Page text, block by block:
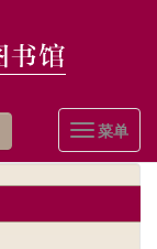
Toggle
菜单